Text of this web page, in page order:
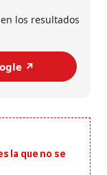
los resultados
↗️
la que no se